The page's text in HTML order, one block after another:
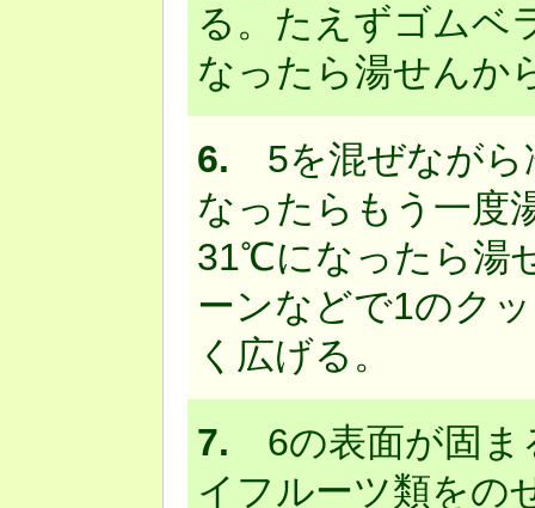
る。たえずゴムベ
なったら湯せんか
6. 5を混ぜながら
なったらもう一度
31℃になったら湯
ーンなどで1のク
く広げる。
7. 6の表面が固ま
イフルーツ類をの